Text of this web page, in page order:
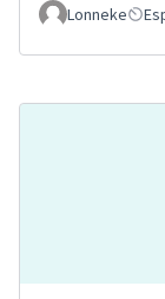
Lonneke